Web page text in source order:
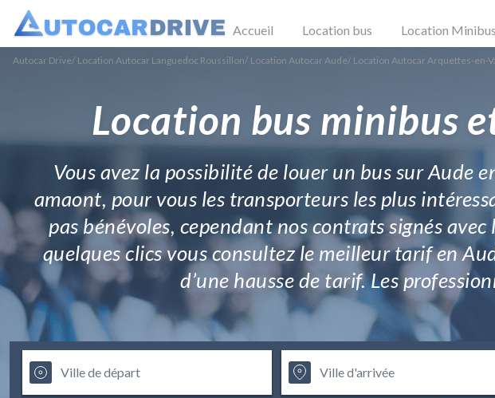
Accueil Location bus Location Minibus
Autocar Drive/ Location Autocar Languedoc Roussillon/ Location Autocar Aude/ Location Autocar Arquettes-en-
Location bus minibus
Vous avez la possibilité de louer un bus sur Aude
amaont, pour vous les transporteurs les plus
pas bénévoles, cependant nos contrats signés
quelques clics vous consultez le meilleur tarif en
d’une hausse de tarif. Les